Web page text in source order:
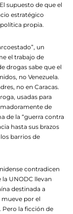
supuesto de que el
estratégico
propia.
un
el trabajo de
drogas sabe que el
no Venezuela.
no en Caracas.
usadas para
de
de la “guerra contra
hasta sus brazos
barrios de
contradicen
UNODC llevan
destinada a
mueve por el
Pero la ficción de